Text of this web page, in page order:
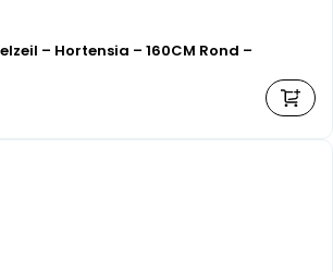
– Hortensia – 160CM Rond –